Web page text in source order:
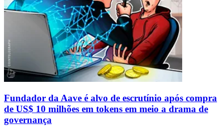
Fundador da Aave é alvo de escrutínio após compra
de US$ 10 milhões em tokens em meio a drama de
governança